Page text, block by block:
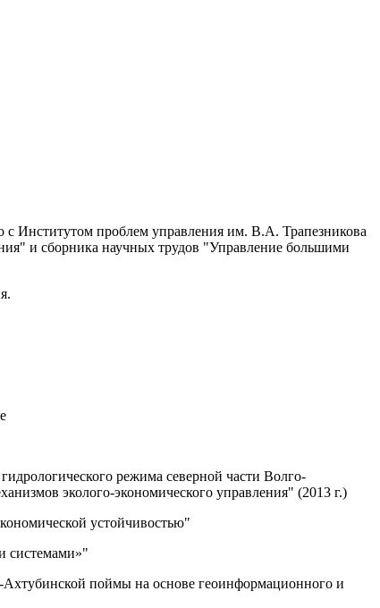
с Институтом проблем управления им. В.А. Трапезникова
и сборника научных трудов "Управление большими
режима северной части Волго-
эколого-экономического управления" (2013 г.)
устойчивостью"
системами»"
поймы на основе геоинформационного и